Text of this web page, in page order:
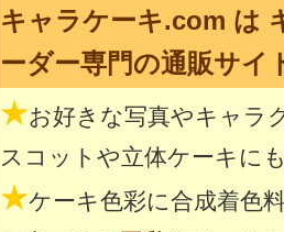
キャラケーキ.com は
ーダー専門の通販サイ
★お好きな写真やキャラ
スコットや立体ケーキに
★ケーキ色彩に合成着色